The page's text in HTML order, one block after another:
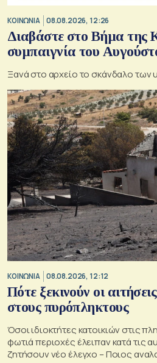
ΚΟΙΝΩΝΙΑ 08.08.2026, 12:26
Διαβάστε στο Βήμα της
συμπαιγνία του
Ξανά στο αρχείο το σκάνδαλο των
ΚΟΙΝΩΝΙΑ 08.08.2026, 12:12
Πότε ξεκινούν οι
στους πυρόπληκτους
Όσοι ιδιοκτήτες κατοικιών στις
φωτιά περιοχές έλειπαν κατά τις
ζητήσουν νέο έλεγχο – Ποιος